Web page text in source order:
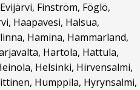
Finström, Föglö,
Haapavesi, Halsua,
Hamina, Hammarland,
Hartola, Hattula,
Helsinki, Hirvensalmi,
Humppila, Hyrynsalmi,